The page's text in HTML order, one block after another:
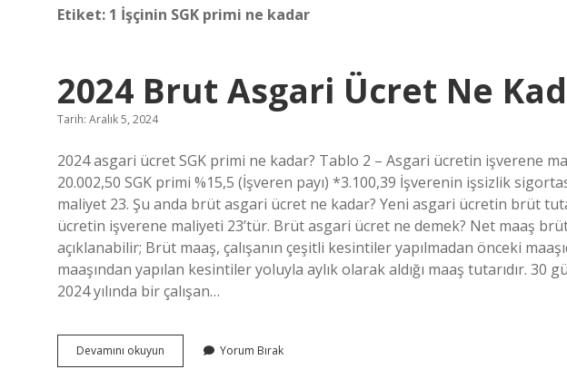
Etiket: 1 İşçinin SGK primi ne kadar
2024 Brut Asgari Ücret Ne
Tarih: Aralık 5, 2024
2024 asgari ücret SGK primi ne kadar? Tablo 2 – Asgari ücretin işverene
20.002,50 SGK primi %15,5 (İşveren payı) *3.100,39 İşverenin işsizlik
maliyet 23. Şu anda brüt asgari ücret ne kadar? Yeni asgari ücretin brüt
ücretin işverene maliyeti 23’tür. Brüt asgari ücret ne demek? Net maaş
açıklanabilir; Brüt maaş, çalışanın çeşitli kesintiler yapılmadan önceki
maaşından yapılan kesintiler yoluyla aylık olarak aldığı maaş tutarıdır.
2024 yılında bir çalışan…
Devamını okuyun
Brut
Yorum Bırak